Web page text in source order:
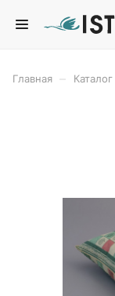
Главная Каталог